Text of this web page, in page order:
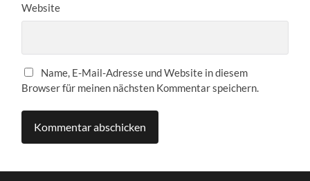
Website
Name, E-Mail-Adresse und Website in diesem
Browser für meinen nächsten Kommentar speichern.